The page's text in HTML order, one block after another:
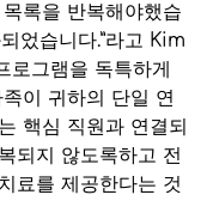
록을 반복해야했습
었습니다.”라고 Kim
로그램을 독특하게
이 귀하의 단일 연
핵심 직원과 연결되
되지 않도록하고 전
료를 제공한다는 것